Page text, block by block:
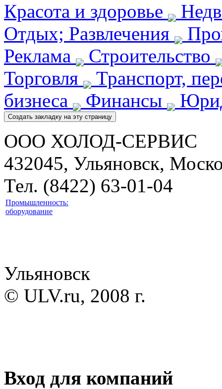
Красота и здоровье
Отдых; Развлечения
Реклама
Строительство
Торговля
Транспорт,
бизнеса
Финансы
ООО ХОЛОД-СЕРВИС
432045, Ульяновск,
Тел. (8422) 63-01-04
Промышленность:
оборудование
Ульяновск
© ULV.ru, 2008 г.
Вход для компаний